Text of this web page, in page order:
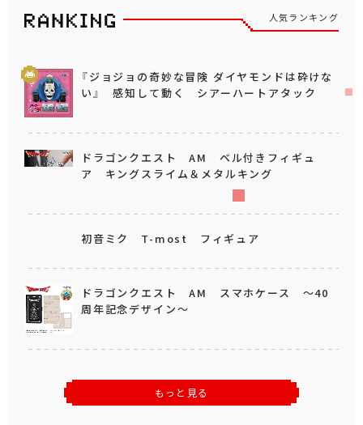
人気ランキング
『ジョジョの奇妙な冒険 ダイヤモンドは砕けな
い』 感知して動く シアーハートアタック
ドラゴンクエスト AM ベル付きフィギュ
ア キングスライム＆メタルキング
初音ミク T-most フィギュア
ドラゴンクエスト AM スマホケース ～40
周年記念デザイン～
もっと見る